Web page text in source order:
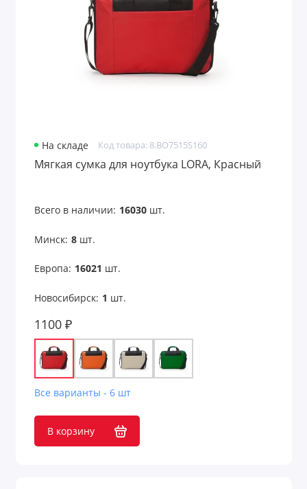
На складе Код товара: 8.BO7515S160
Мягкая сумка для ноутбука LORA, Красный
Всего в наличии: 16030шт.
Минск: 8шт.
Европа: 16021 шт.
Новосибирск: 1 шт.
1100 ₽
Все варианты - 6 шт
В корзину